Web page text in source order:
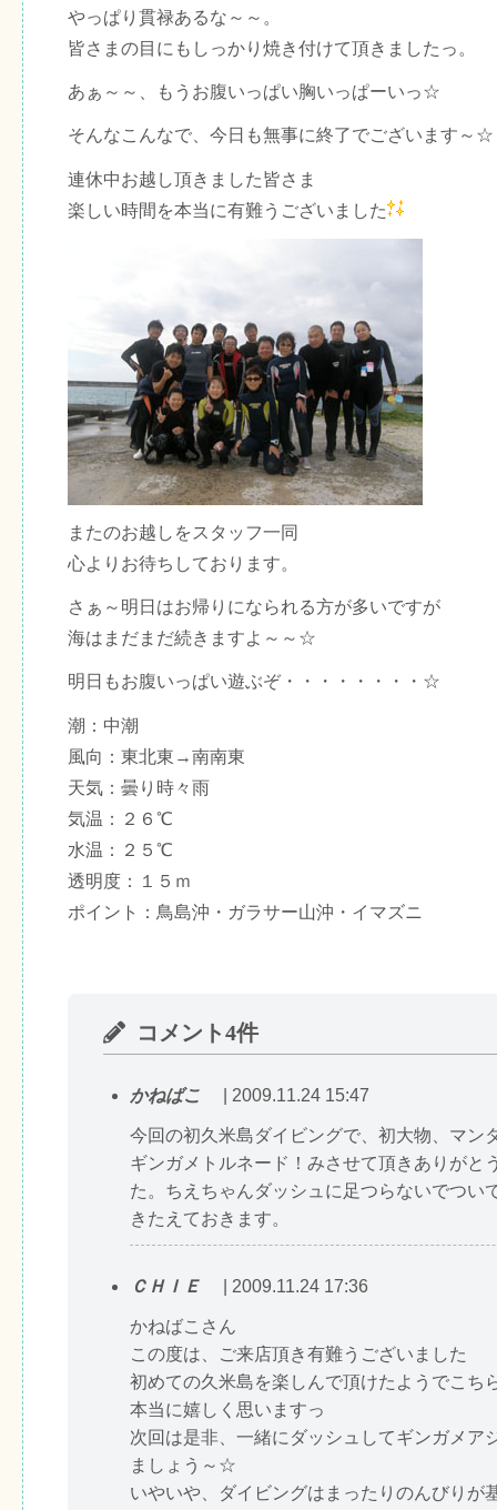
やっぱり貫禄あるな～～。
皆さまの目にもしっかり焼き付けて頂きましたっ。
あぁ～～、もうお腹いっぱい胸いっぱーいっ☆
そんなこんなで、今日も無事に終了でございます～☆
連休中お越し頂きました皆さま
楽しい時間を本当に有難うございました
またのお越しをスタッフ一同
心よりお待ちしております。
さぁ～明日はお帰りになられる方が多いですが
海はまだまだ続きますよ～～☆
明日もお腹いっぱい遊ぶぞ・・・・・・・・☆
潮：中潮
風向：東北東→南南東
天気：曇り時々雨
気温：２６℃
水温：２５℃
透明度：１５ｍ
ポイント：鳥島沖・ガラサー山沖・イマズニ
コメント4件
かねばこ | 2009.11.24 15:47
今回の初久米島ダイビングで、初大物、マン
ギンガメトルネード！みさせて頂きありがと
た。ちえちゃんダッシュに足つらないでつい
きたえておきます。
ＣＨＩＥ | 2009.11.24 17:36
かねばこさん
この度は、ご来店頂き有難うございました
初めての久米島を楽しんで頂けたようでこち
本当に嬉しく思いますっ
次回は是非、一緒にダッシュしてギンガメア
ましょう～☆
いやいや、ダイビングはまったりのんびりが